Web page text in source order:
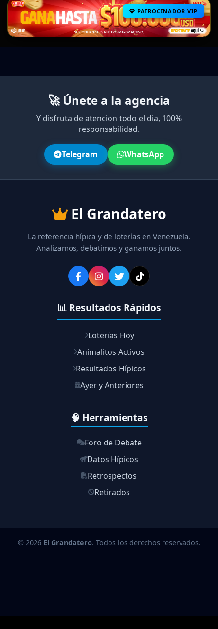
PATROCINADOR VIP
🚀 Únete a la agencia
Y disfruta de atencion todo el dia, 100%
responsabilidad.
Telegram WhatsApp
El Grandatero
La referencia hípica y de loterías en Venezuela.
Analizamos, debatimos y ganamos juntos.
📊 Resultados Rápidos
Loterías Hoy
Animalitos Activos
Resultados Hípicos
Ayer y Anteriores
🧠 Herramientas
Foro de Debate
Datos Hípicos
Retrospectos
Retirados
© 2026 El Grandatero. Todos los derechos reservados.